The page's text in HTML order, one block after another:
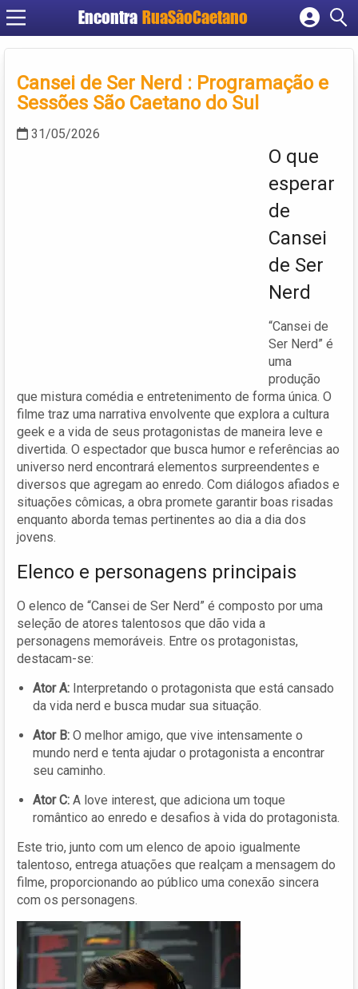
Encontra RuaSãoCaetano
Cadastrar empresa
Criar conta
Cansei de Ser Nerd : Programação e
Sessões São Caetano do Sul
31/05/2026
O que
esperar
de
Cansei
de Ser
Nerd
“Cansei de
Ser Nerd” é
uma
produção
que mistura comédia e entretenimento de forma única. O
filme traz uma narrativa envolvente que explora a cultura
geek e a vida de seus protagonistas de maneira leve e
divertida. O espectador que busca humor e referências ao
universo nerd encontrará elementos surpreendentes e
diversos que agregam ao enredo. Com diálogos afiados e
situações cômicas, a obra promete garantir boas risadas
enquanto aborda temas pertinentes ao dia a dia dos
jovens.
Elenco e personagens principais
O elenco de “Cansei de Ser Nerd” é composto por uma
seleção de atores talentosos que dão vida a
personagens memoráveis. Entre os protagonistas,
destacam-se:
Ator A: Interpretando o protagonista que está cansado
da vida nerd e busca mudar sua situação.
Ator B: O melhor amigo, que vive intensamente o
mundo nerd e tenta ajudar o protagonista a encontrar
seu caminho.
Ator C: A love interest, que adiciona um toque
romântico ao enredo e desafios à vida do protagonista.
Este trio, junto com um elenco de apoio igualmente
talentoso, entrega atuações que realçam a mensagem do
filme, proporcionando ao público uma conexão sincera
com os personagens.